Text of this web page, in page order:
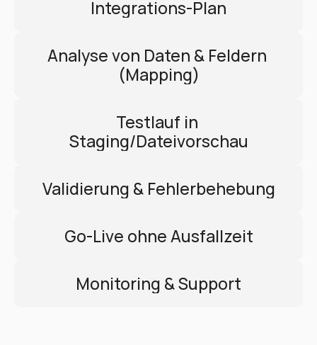
Integrations-Plan
Analyse von Daten & Feldern
(Mapping)
Testlauf in
Staging/Dateivorschau
Validierung & Fehlerbehebung
Go-Live ohne Ausfallzeit
Monitoring & Support